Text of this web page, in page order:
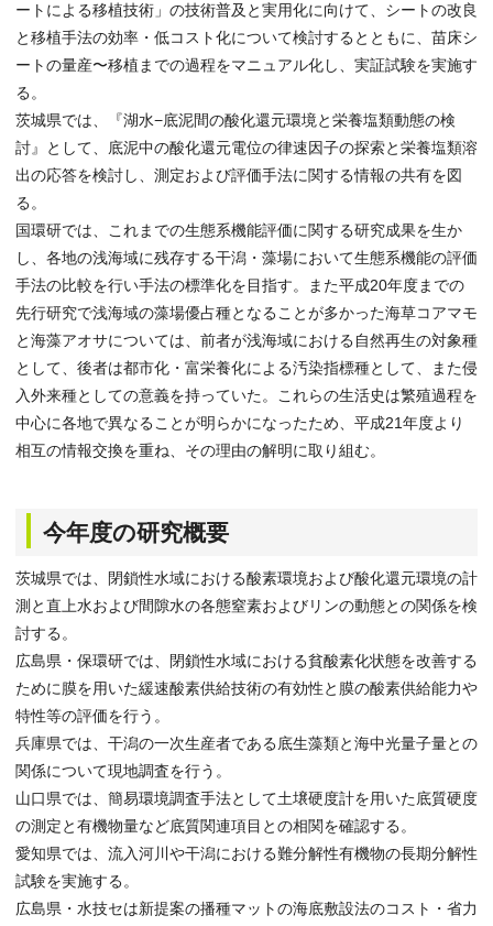
ートによる移植技術」の技術普及と実用化に向けて、シートの改良
と移植手法の効率・低コスト化について検討するとともに、苗床シ
ートの量産〜移植までの過程をマニュアル化し、実証試験を実施す
る。
茨城県では、『湖水−底泥間の酸化還元環境と栄養塩類動態の検
討』として、底泥中の酸化還元電位の律速因子の探索と栄養塩類溶
出の応答を検討し、測定および評価手法に関する情報の共有を図
る。
国環研では、これまでの生態系機能評価に関する研究成果を生か
し、各地の浅海域に残存する干潟・藻場において生態系機能の評価
手法の比較を行い手法の標準化を目指す。また平成20年度までの
先行研究で浅海域の藻場優占種となることが多かった海草コアマモ
と海藻アオサについては、前者が浅海域における自然再生の対象種
として、後者は都市化・富栄養化による汚染指標種として、また侵
入外来種としての意義を持っていた。これらの生活史は繁殖過程を
中心に各地で異なることが明らかになったため、平成21年度より
相互の情報交換を重ね、その理由の解明に取り組む。
今年度の研究概要
茨城県では、閉鎖性水域における酸素環境および酸化還元環境の計
測と直上水および間隙水の各態窒素およびリンの動態との関係を検
討する。
広島県・保環研では、閉鎖性水域における貧酸素化状態を改善する
ために膜を用いた緩速酸素供給技術の有効性と膜の酸素供給能力や
特性等の評価を行う。
兵庫県では、干潟の一次生産者である底生藻類と海中光量子量との
関係について現地調査を行う。
山口県では、簡易環境調査手法として土壌硬度計を用いた底質硬度
の測定と有機物量など底質関連項目との相関を確認する。
愛知県では、流入河川や干潟における難分解性有機物の長期分解性
試験を実施する。
広島県・水技セは新提案の播種マットの海底敷設法のコスト・省力